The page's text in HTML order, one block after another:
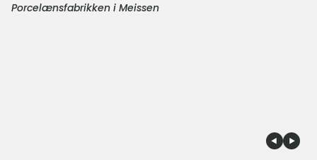
Porcelænsfabrikken i Meissen